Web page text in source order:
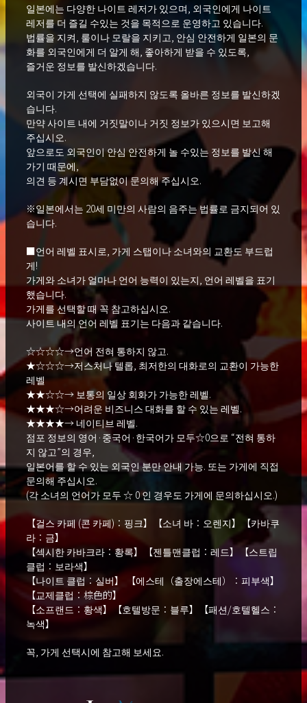
일본에는 다양한 나이트 레저가 있으며, 외국인에게 나이트
레저를 더 즐길 수있는 것을 목적으로 운영하고 있습니다.
법률을 지켜, 룰이나 모랄을 지키고, 안심 안전하게 일본의 문
화를 외국인에게 더 알게 해, 좋아하게 받을 수 있도록,
즐거운 정보를 발신하겠습니다.
외국이 가게 선택에 실패하지 않도록 올바른 정보를 발신하겠
습니다.
만약 사이트 내에 거짓말이나 거짓 정보가 있으시면 보고해
주십시오.
앞으로도 외국인이 안심 안전하게 놀 수있는 정보를 발신 해
가기 때문에,
의견 등 계시면 부담없이 문의해 주십시오.
※일본에서는 20세 미만의 사람의 음주는 법률로 금지되어 있
습니다.
■언어 레벨 표시로, 가게 스탭이나 소녀와의 교환도 부드럽
게!
가게와 소녀가 얼마나 언어 능력이 있는지, 언어 레벨을 표기
했습니다.
가게를 선택할 때 꼭 참고하십시오.
사이트 내의 언어 레벨 표기는 다음과 같습니다.
☆☆☆☆→언어 전혀 통하지 않고.
★☆☆☆→저스처나 텔롭, 최저한의 대화로의 교환이 가능한
레벨
★★☆☆→ 보통의 일상 회화가 가능한 레벨.
★★★☆→어려운 비즈니스 대화를 할 수 있는 레벨.
★★★★→ 네이티브 레벨.
점포 정보의 영어·중국어·한국어가 모두☆0으로 “전혀 통하
지 않고”의 경우,
일본어를 할 수 있는 외국인 분만 안내 가능. 또는 가게에 직접
문의해 주십시오.
(각 소녀의 언어가 모두 ☆ 0 인 경우도 가게에 문의하십시오.)
【걸스 카페 (콘 카페)：핑크】【소녀 바：오렌지】【카바쿠
라：금】
【섹시한 카바크라：황록】【젠틀맨클럽：레드】【스트립
클럽：보라색】
【나이트 클럽：실버】 【에스테（출장에스테）：피부색】
【교제클럽：棕色的】
【소프랜드：황색】【호텔방문：블루】【패션/호텔헬스：
녹색】
꼭, 가게 선택시에 참고해 보세요.